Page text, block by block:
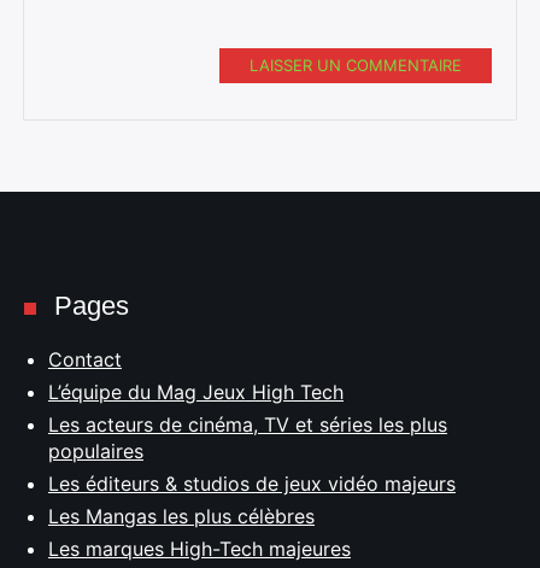
LAISSER UN COMMENTAIRE
Pages
Contact
L’équipe du Mag Jeux High Tech
Les acteurs de cinéma, TV et séries les plus
populaires
Les éditeurs & studios de jeux vidéo majeurs
Les Mangas les plus célèbres
Les marques High-Tech majeures